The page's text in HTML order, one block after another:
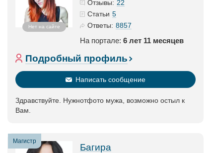
Нет на сайте
Отзывы: 22
Статьи 5
Ответы: 8857
На портале: 6 лет 11 месяцев
Подробный профиль
Написать сообщение
Здравствуйте. Нужнотфото мужа, возможно остыл к
Вам.
Магистр
Багира